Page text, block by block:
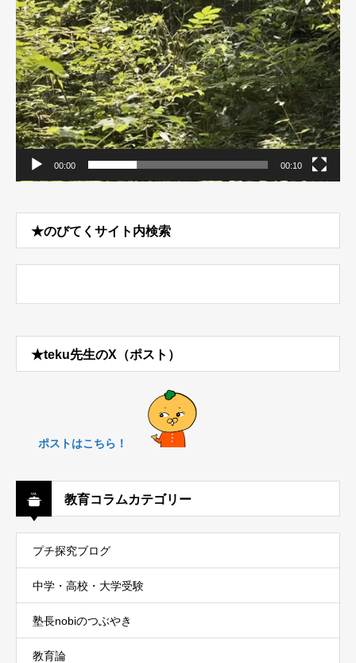
00:00 00:10
★のびてくサイト内検索
★teku先生のX（ポスト）
ポストはこちら！
教育コラムカテゴリー
プチ探究ブログ
中学・高校・大学受験
塾長nobiのつぶやき
教育論